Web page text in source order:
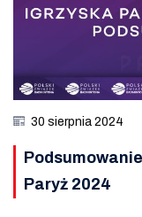
30 sierpnia 2024
Paryż 2024